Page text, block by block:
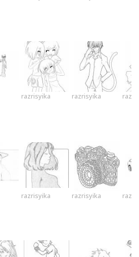
razrisyika razrisyika
razrisyika razrisyika